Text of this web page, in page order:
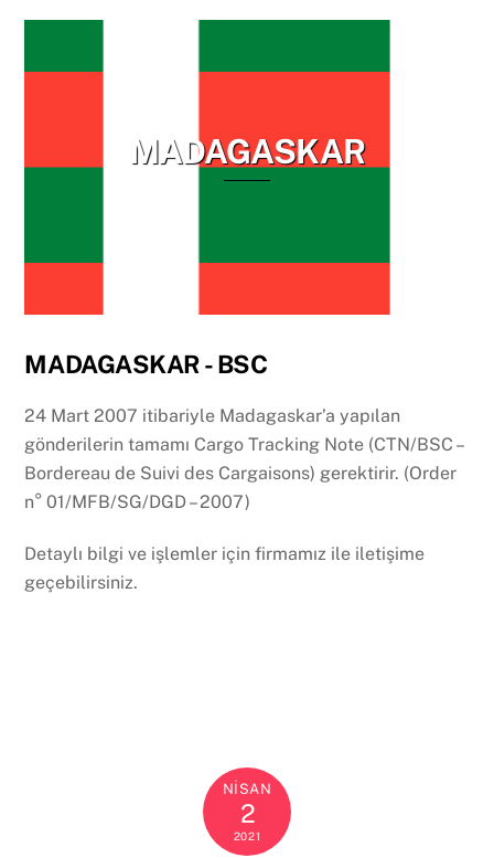
MADAGASKAR
MADAGASKAR - BSC
24 Mart 2007 itibariyle Madagaskar’a yapılan
gönderilerin tamamı Cargo Tracking Note (CTN/BSC –
Bordereau de Suivi des Cargaisons) gerektirir. (Order
n° 01/MFB/SG/DGD – 2007)
Detaylı bilgi ve işlemler için firmamız ile iletişime
geçebilirsiniz.
NISAN
2
2021